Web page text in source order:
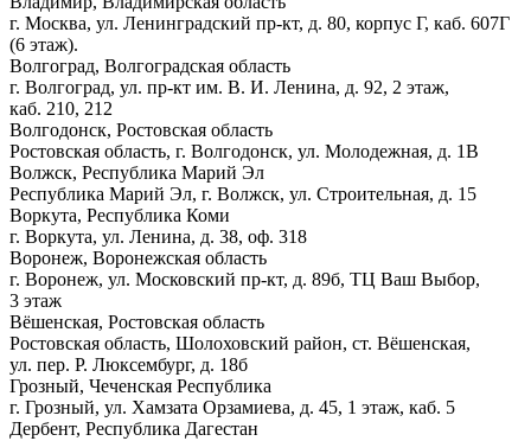
г. Москва, ул. Ленинградский пр-кт, д. 80, корпус Г, каб. 607Г
(6 этаж).
Волгоград, Волгоградская область
г. Волгоград, ул. пр-кт им. В. И. Ленина, д. 92, 2 этаж,
каб. 210, 212
Волгодонск, Ростовская область
Ростовская область, г. Волгодонск, ул. Молодежная, д. 1В
Волжск, Республика Марий Эл
Республика Марий Эл, г. Волжск, ул. Строительная, д. 15
Воркута, Республика Коми
г. Воркута, ул. Ленина, д. 38, оф. 318
Воронеж, Воронежская область
г. Воронеж, ул. Московский пр-кт, д. 89б, ТЦ Ваш Выбор,
3 этаж
Вёшенская, Ростовская область
Ростовская область, Шолоховский район, ст. Вёшенская,
ул. пер. Р. Люксембург, д. 18б
Грозный, Чеченская Республика
г. Грозный, ул. Хамзата Орзамиева, д. 45, 1 этаж, каб. 5
Дербент, Республика Дагестан